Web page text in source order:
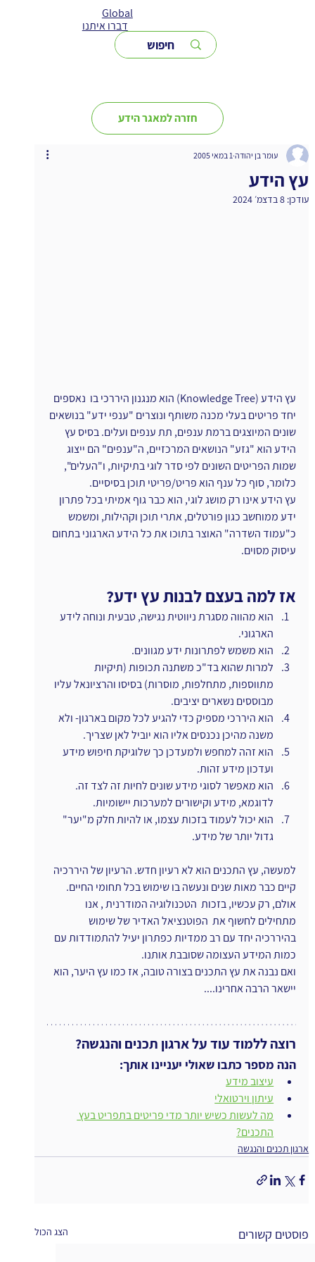
Global
דברו איתנו
חזרה למאגר הידע
עץ הידע
עומר בן יהודה 1 במאי 2005
עודכן: 8 בדצמ׳ 2024
עץ הידע (Knowledge Tree) הוא מנגנון היררכי בו  נאספים
יחד פריטים בעלי מכנה משותף ונוצרים "ענפי ידע" בנושאים
שונים המיוצגים ברמת ענפים, תת ענפים ועלים. בסיס עץ
הידע הוא "גזע" הנושאים המרכזיים, ה"ענפים" הם ייצוג
שמות הפריטים השונים לפי סדר לוגי בתיקיות, ו"העלים",
כלומר, סוף כל ענף הוא פריט/פריטי תוכן בסיסיים.
עץ הידע אינו רק מושג לוגי, הוא כבר גוף אמיתי בכל פתרון
ידע ממוחשב כגון פורטלים, אתרי תוכן וקהילות, ומשמש
כ"עמוד השדרה" האוצר בתוכו את כל הידע הארגוני בתחום
עיסוק מסוים.
אז למה בעצם לבנות עץ ידע?
הוא מהווה מסגרת ניווטית נגישה, טבעית ונוחה לידע
הארגוני.
הוא משמש לפתרונות ידע מגוונים.
למרות שהוא בד"כ משתנה תכופות (תיקיות
מתווספות, מתחלפות, מוסרות) בסיסו והרציונאל עליו
מבוססים נשארים יציבים.
הוא היררכי מספיק כדי להגיע לכל מקום בארגון- ולא
משנה מהיכן נכנסים אליו הוא יוביל לאן שצריך.
הוא זהה למחפש ולמעדכן כך שלוגיקת חיפוש מידע
ועדכון מידע זהות.
הוא מאפשר לסוגי מידע שונים לחיות זה לצד זה.
לדוגמא, מידע וקישורים למערכות יישומיות.
הוא יכול לעמוד בזכות עצמו, או להיות חלק מ"יער"
גדול יותר של מידע.
למעשה, עץ התכנים הוא לא רעיון חדש. הרעיון של היררכיה
קיים כבר מאות שנים ונעשה בו שימוש בכל תחומי החיים.
אולם, רק עכשיו, בזכות  הטכנולוגיה המודרנית , אנו
מתחילים לחשוף את  הפוטנציאל האדיר של שימוש
בהיררכיה יחד עם רב ממדיות כפתרון יעיל להתמודדות עם
כמות המידע העצומה שסובבת אותנו.
ואם נבנה את עץ התכנים בצורה טובה, אז כמו עץ היער, הוא
יישאר הרבה אחרינו....
רוצה ללמוד עוד על ארגון תכנים והנגשה?
הנה מספר כתבו שאולי יעניינו אותך:
עיצוב מידע
עיתון וירטואלי
מה לעשות כשיש יותר מדי פריטים בתפריט בעץ
התכנים?
ארגון תכנים והנגשה
פוסטים קשורים הצג הכול